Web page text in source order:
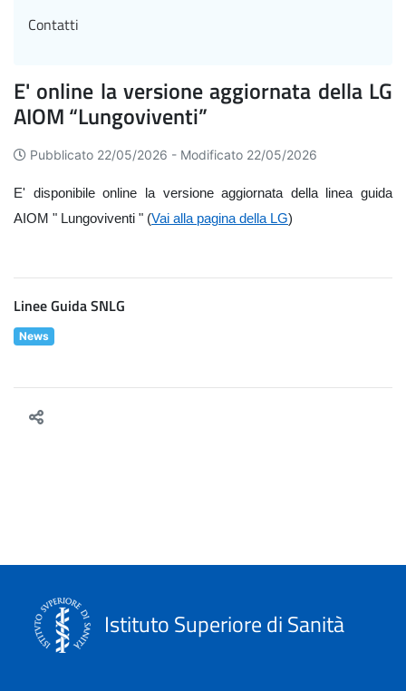
E' online la versione aggiornata della LG
AIOM “Lungoviventi”
Pubblicato 22/05/2026 - Modificato 22/05/2026
E' disponibile online la versione aggiornata della linea guida
AIOM " Lungoviventi " (Vai alla pagina della LG)
Linee Guida SNLG
News
Contatti
Istituto Superiore di Sanità